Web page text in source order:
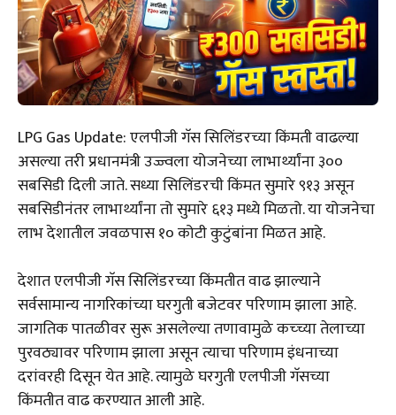
LPG Gas Update: एलपीजी गॅस सिलिंडरच्या किंमती वाढल्या
असल्या तरी प्रधानमंत्री उज्ज्वला योजनेच्या लाभार्थ्यांना ₹३००
सबसिडी दिली जाते. सध्या सिलिंडरची किंमत सुमारे ₹९१३ असून
सबसिडीनंतर लाभार्थ्यांना तो सुमारे ₹६१३ मध्ये मिळतो. या योजनेचा
लाभ देशातील जवळपास १० कोटी कुटुंबांना मिळत आहे.
देशात एलपीजी गॅस सिलिंडरच्या किंमतीत वाढ झाल्याने
सर्वसामान्य नागरिकांच्या घरगुती बजेटवर परिणाम झाला आहे.
जागतिक पातळीवर सुरू असलेल्या तणावामुळे कच्च्या तेलाच्या
पुरवठ्यावर परिणाम झाला असून त्याचा परिणाम इंधनाच्या
दरांवरही दिसून येत आहे. त्यामुळे घरगुती एलपीजी गॅसच्या
किंमतीत वाढ करण्यात आली आहे.